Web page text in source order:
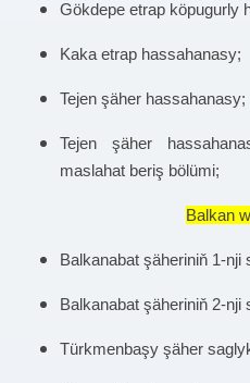
Gökdepe etrap köpugurly
Kaka etrap hassahanasy;
Tejen şäher hassahanasy;
Tejen şäher
maslahat beriş bölümi;
Balkan
Balkanabat şäheriniň 1-nji
Balkanabat şäheriniň 2-nji
Türkmenbaşy şäher